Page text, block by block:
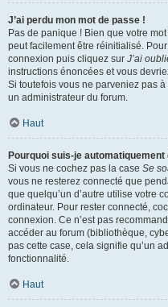
J’ai perdu mon mot de passe !
Pas de panique ! Bien que votre
peut facilement être réinitialisé.
connexion puis cliquez sur J’ai
instructions énoncées et vous
Si toutefois vous ne parveniez pas
un administrateur du forum.
Haut
Pourquoi suis-je automatiquement
Si vous ne cochez pas la case Se
vous ne resterez connecté que
que quelqu’un d’autre utilise votre
ordinateur. Pour rester connecté,
connexion. Ce n’est pas
accéder au forum (bibliothèque,
pas cette case, cela signifie qu’un
fonctionnalité.
Haut